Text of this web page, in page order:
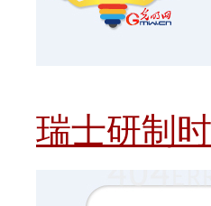
瑞士研制